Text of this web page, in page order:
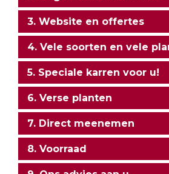
3. Website en offertes
4. Vele soorten en vele
5. Speciale karren voor u!
6. Verse planten
7. Direct meenemen
8. Voorraad